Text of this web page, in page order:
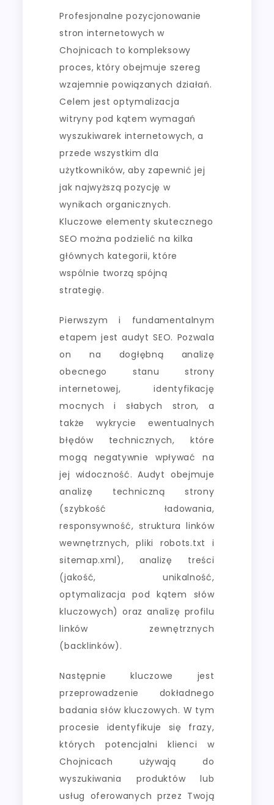
Profesjonalne pozycjonowanie
stron internetowych w
Chojnicach to kompleksowy
proces, który obejmuje szereg
wzajemnie powiązanych działań.
Celem jest optymalizacja
witryny pod kątem wymagań
wyszukiwarek internetowych, a
przede wszystkim dla
użytkowników, aby zapewnić jej
jak najwyższą pozycję w
wynikach organicznych.
Kluczowe elementy skutecznego
SEO można podzielić na kilka
głównych kategorii, które
wspólnie tworzą spójną
strategię.
Pierwszym i fundamentalnym
etapem jest audyt SEO. Pozwala
on na dogłębną analizę
obecnego stanu strony
internetowej, identyfikację
mocnych i słabych stron, a
także wykrycie ewentualnych
błędów technicznych, które
mogą negatywnie wpływać na
jej widoczność. Audyt obejmuje
analizę techniczną strony
(szybkość ładowania,
responsywność, struktura linków
wewnętrznych, pliki robots.txt i
sitemap.xml), analizę treści
(jakość, unikalność,
optymalizacja pod kątem słów
kluczowych) oraz analizę profilu
linków zewnętrznych
(backlinków).
Następnie kluczowe jest
przeprowadzenie dokładnego
badania słów kluczowych. W tym
procesie identyfikuje się frazy,
których potencjalni klienci w
Chojnicach używają do
wyszukiwania produktów lub
usług oferowanych przez Twoją